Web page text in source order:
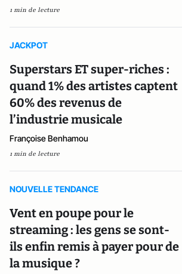
1 min de lecture
JACKPOT
Superstars ET super-riches :
quand 1% des artistes captent
60% des revenus de
l’industrie musicale
Françoise Benhamou
1 min de lecture
NOUVELLE TENDANCE
Vent en poupe pour le
streaming : les gens se sont-
ils enfin remis à payer pour de
la musique ?